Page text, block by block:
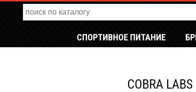
СПОРТИВНОЕ ПИТАНИЕ
COBRA LABS